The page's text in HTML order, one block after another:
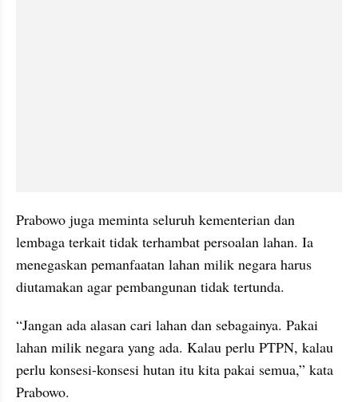
Prabowo juga meminta seluruh kementerian dan
lembaga terkait tidak terhambat persoalan lahan. Ia
menegaskan pemanfaatan lahan milik negara harus
diutamakan agar pembangunan tidak tertunda.
“Jangan ada alasan cari lahan dan sebagainya. Pakai
lahan milik negara yang ada. Kalau perlu PTPN, kalau
perlu konsesi-konsesi hutan itu kita pakai semua,” kata
Prabowo.